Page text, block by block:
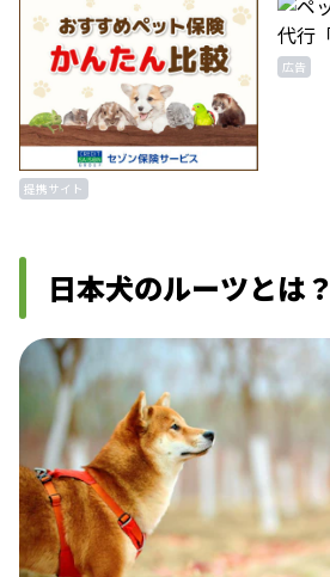
提携サイト
広告
日本犬のルーツとは？